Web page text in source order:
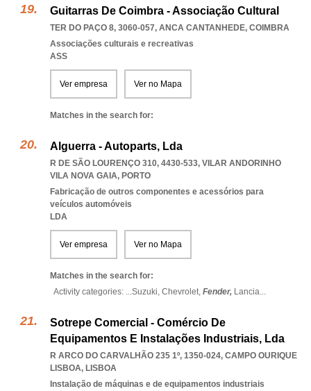
Guitarras De Coimbra - Associação Cultural
TER DO PAÇO 8, 3060-057, ANCA CANTANHEDE, COIMBRA
Associações culturais e recreativas
ASS
Ver empresa Ver no Mapa
Matches in the search for:
Alguerra - Autoparts, Lda
R DE SÃO LOURENÇO 310, 4430-533, VILAR ANDORINHO
VILA NOVA GAIA, PORTO
Fabricação de outros componentes e acessórios para
veículos automóveis
LDA
Ver empresa Ver no Mapa
Matches in the search for:
Activity categories: ...Suzuki, Chevrolet, Fender, Lancia...
Sotrepe Comercial - Comércio De
Equipamentos E Instalações Industriais, Lda
R ARCO DO CARVALHÃO 235 1º, 1350-024, CAMPO OURIQUE
LISBOA, LISBOA
Instalação de máquinas e de equipamentos industriais